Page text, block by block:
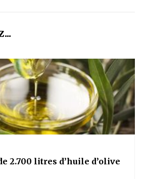
2.700 litres d’huile d’olive